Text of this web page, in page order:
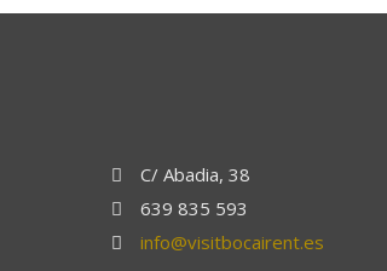
C/ Abadia, 38
639 835 593
info@visitbocairent.es